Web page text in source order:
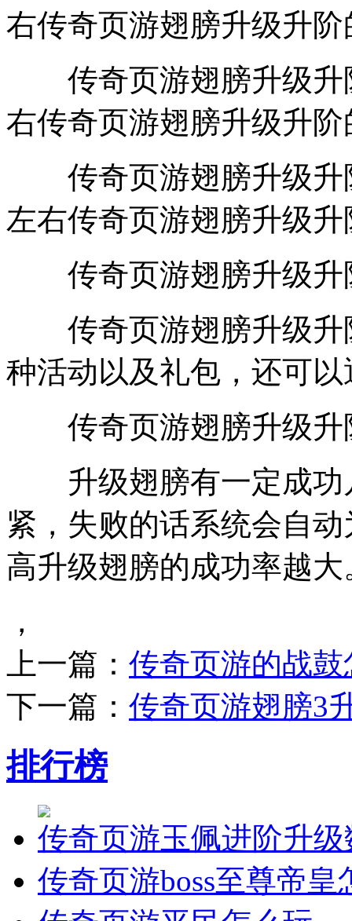
右传奇页游翅膀升级升
传奇页游翅膀升级升
右传奇页游翅膀升级升
传奇页游翅膀升级升
左右传奇页游翅膀升级
传奇页游翅膀升级升
传奇页游翅膀升级升
种活动以及礼包，还可
传奇页游翅膀升级升
升级翅膀有一定成功
紧，失败的话系统会自
高升级翅膀的成功率越大
，
上一篇： 传奇页游的战
下一篇： 传奇页游翅膀3
排行榜
传奇页游玉佩进阶升
传奇页游boss至尊帝皇